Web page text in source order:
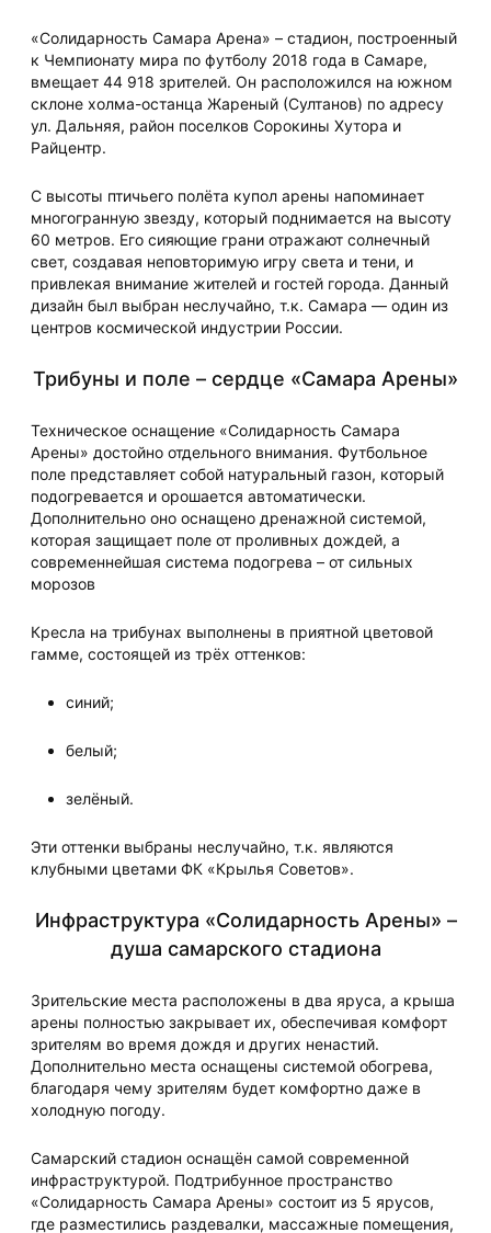
«Солидарность Самара Арена» – стадион, построенный
к Чемпионату мира по футболу 2018 года в Самаре,
вмещает 44 918 зрителей. Он расположился на южном
склоне холма-останца Жареный (Султанов) по адресу
ул. Дальняя, район поселков Сорокины Хутора и
Райцентр.
С высоты птичьего полёта купол арены напоминает
многогранную звезду, который поднимается на высоту
60 метров. Его сияющие грани отражают солнечный
свет, создавая неповторимую игру света и тени, и
привлекая внимание жителей и гостей города. Данный
дизайн был выбран неслучайно, т.к. Самара — один из
центров космической индустрии России.
Трибуны и поле – сердце «Самара Арены»
Техническое оснащение «Солидарность Самара
Арены» достойно отдельного внимания. Футбольное
поле представляет собой натуральный газон, который
подогревается и орошается автоматически.
Дополнительно оно оснащено дренажной системой,
которая защищает поле от проливных дождей, а
современнейшая система подогрева – от сильных
морозов
Кресла на трибунах выполнены в приятной цветовой
гамме, состоящей из трёх оттенков:
синий;
белый;
зелёный.
Эти оттенки выбраны неслучайно, т.к. являются
клубными цветами ФК «Крылья Советов».
Инфраструктура «Солидарность Арены» –
душа самарского стадиона
Зрительские места расположены в два яруса, а крыша
арены полностью закрывает их, обеспечивая комфорт
зрителям во время дождя и других ненастий.
Дополнительно места оснащены системой обогрева,
благодаря чему зрителям будет комфортно даже в
холодную погоду.
Самарский стадион оснащён самой современной
инфраструктурой. Подтрибунное пространство
«Солидарность Самара Арены» состоит из 5 ярусов,
где разместились раздевалки, массажные помещения,